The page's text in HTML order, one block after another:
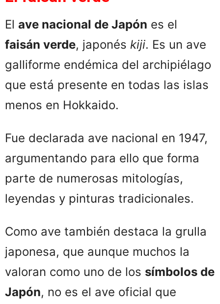
El ave nacional de Japón es el
faisán verde, japonés kiji. Es un ave
galliforme endémica del archipiélago
que está presente en todas las islas
menos en Hokkaido.
Fue declarada ave nacional en 1947,
argumentando para ello que forma
parte de numerosas mitologías,
leyendas y pinturas tradicionales.
Como ave también destaca la grulla
japonesa, que aunque muchos la
valoran como uno de los símbolos de
Japón, no es el ave oficial que